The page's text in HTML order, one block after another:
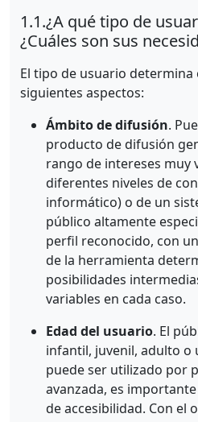
1.1.¿A qué tipo de
¿Cuáles son sus
El tipo de usuario determina
siguientes aspectos:
Ámbito de difusión.
producto de difusión
rango de intereses muy
diferentes niveles de
informático) o de un
público altamente
perfil reconocido, con
de la herramienta
posibilidades
variables en cada caso.
Edad del usuario. El
infantil, juvenil, adulto o
puede ser utilizado por
avanzada, es
de accesibilidad. Con el